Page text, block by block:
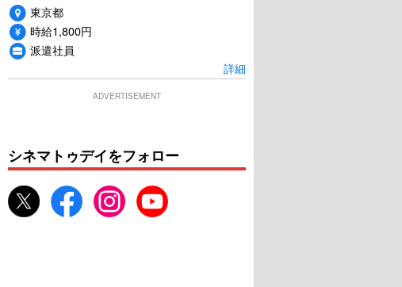
東京都
時給1,800円
派遣社員
詳細
ADVERTISEMENT
シネマトゥデイをフォロー